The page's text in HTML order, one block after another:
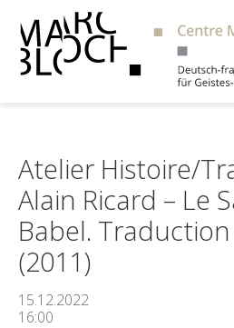
Atelier Histoire/
Alain Ricard – Le
Babel.
(2011)
15.12.2022
16:00